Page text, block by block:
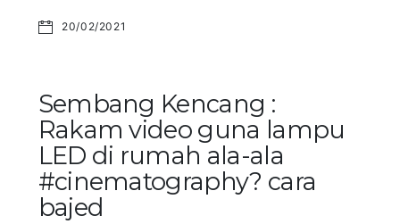
20/02/2021
Sembang Kencang :
Rakam video guna lampu
LED di rumah ala-ala
#cinematography? cara
bajed